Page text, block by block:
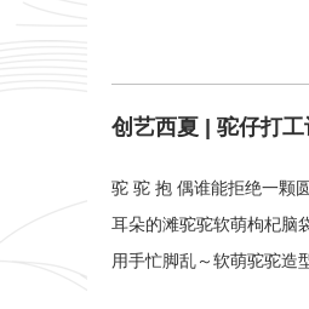
创艺西夏 | 驼仔打工
驼 驼 抱 偶谁能拒绝一颗
耳朵的滩驼驼软萌枸杞脑
用手忙脚乱～软萌驼驼造